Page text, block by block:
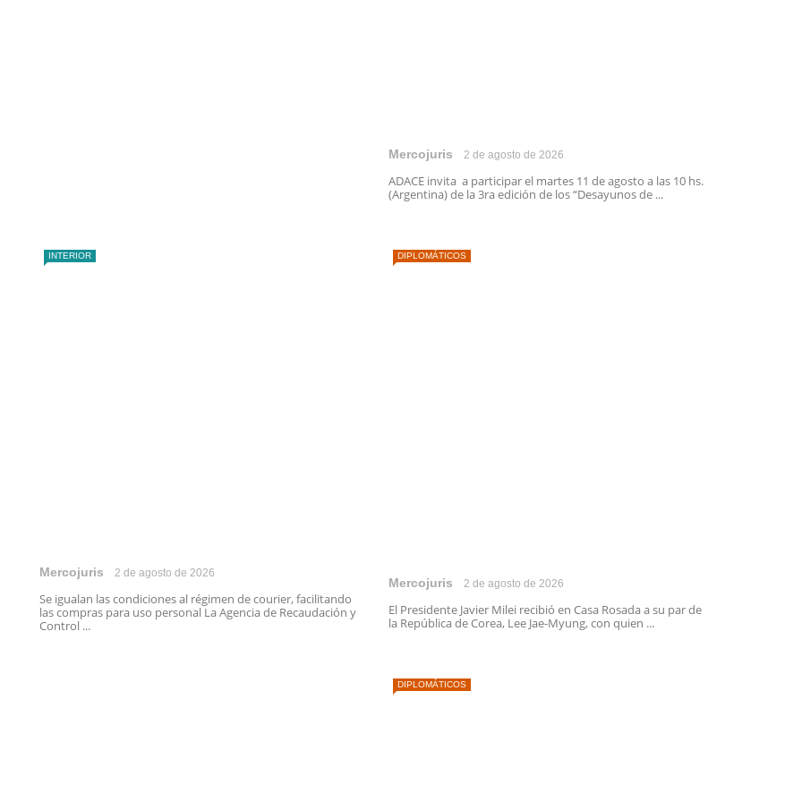
Mercojuris 2 de agosto de 2026
ADACE invita a participar el martes 11 de agosto a las 10 hs.
(Argentina) de la 3ra edición de los “Desayunos de ...
INTERIOR
Mercojuris 2 de agosto de 2026
Se igualan las condiciones al régimen de courier, facilitando
las compras para uso personal La Agencia de Recaudación y
Control ...
DIPLOMÁTICOS
Mercojuris 2 de agosto de 2026
El Presidente Javier Milei recibió en Casa Rosada a su par de
la República de Corea, Lee Jae-Myung, con quien ...
DIPLOMÁTICOS